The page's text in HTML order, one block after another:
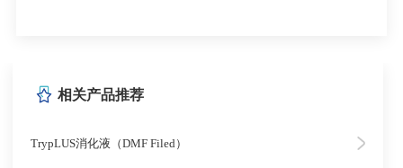
相关产品推荐
TrypLUS消化液（DMF Filed）